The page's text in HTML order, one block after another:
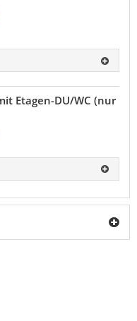
Etagen-DU/WC (nur